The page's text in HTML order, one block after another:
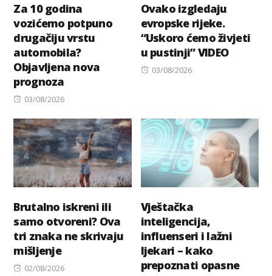
Za 10 godina
vozićemo potpuno
drugačiju vrstu
automobila?
Objavljena nova
prognoza
Posted
03/08/2026
Ovako izgledaju
evropske rijeke.
“Uskoro ćemo živjeti
u pustinji” VIDEO
Posted
03/08/2026
Brutalno iskreni ili
samo otvoreni? Ova
tri znaka ne skrivaju
mišljenje
Posted
02/08/2026
Vještačka
inteligencija,
influenseri i lažni
ljekari – kako
prepoznati opasne